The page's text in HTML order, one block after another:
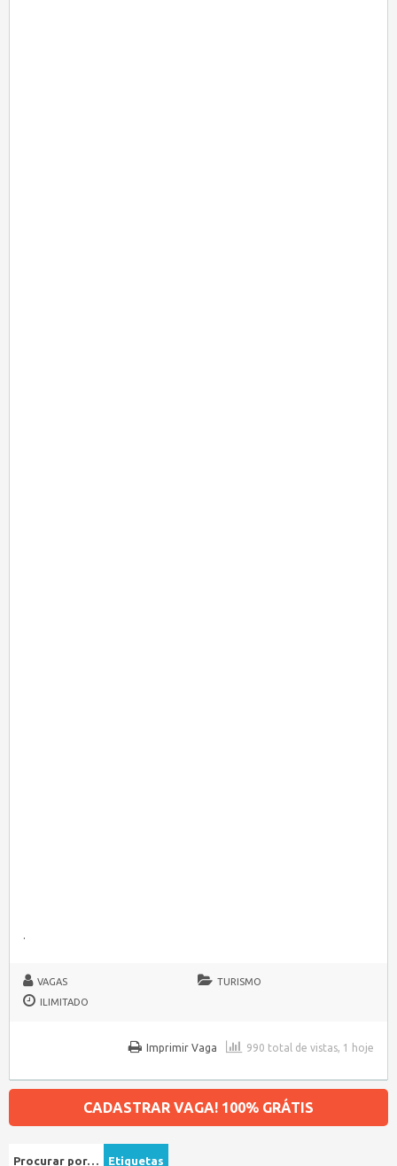
.
VAGAS
TURISMO
ILIMITADO
990 total de vistas, 1 hoje
Imprimir Vaga
CADASTRAR VAGA! 100% GRÁTIS
Procurar por… Etiquetas